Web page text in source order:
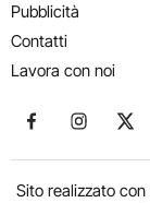
Pubblicità
Contatti
Lavora con noi
Seguici su
Seguici
Sito realizzato